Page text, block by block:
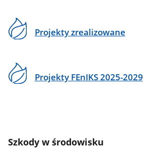
Projekty zrealizowane
Projekty FEnIKS 2025-2029
Szkody w środowisku